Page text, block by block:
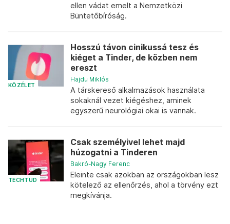
ellen vádat emelt a Nemzetközi
Büntetőbíróság.
KÖZÉLET
Hosszú távon cinikussá tesz és
kiéget a Tinder, de közben nem
ereszt
Hajdu Miklós
A társkereső alkalmazások használata
sokaknál vezet kiégéshez, aminek
egyszerű neurológiai okai is vannak.
TECHTUD
Csak személyivel lehet majd
húzogatni a Tinderen
Bakró-Nagy Ferenc
Eleinte csak azokban az országokban lesz
kötelező az ellenőrzés, ahol a törvény ezt
megkívánja.